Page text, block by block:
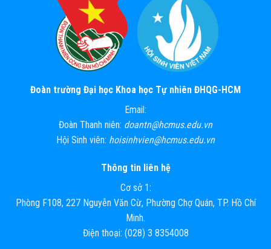
Đoàn trường Đại học Khoa học Tự nhiên ĐHQG-HCM
Email:
Đoàn Thanh niên: doantn@hcmus.edu.vn
Hội Sinh viên: hoisinhvien@hcmus.edu.vn
Thông tin liên hệ
Cơ sở 1:
Phòng F108, 227 Nguyễn Văn Cừ, Phường Chợ Quán, TP. Hồ Chí
Minh.
Điện thoại: (028) 3 8354008